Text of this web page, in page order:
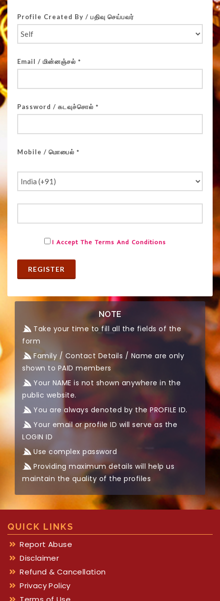
Profile Created By / பதிவு செய்பவர்
Email / மின்னஞ்சல் *
Password / கடவுச்சொல் *
Mobile / மொபைல் *
I Accept The Terms And Conditions
REGISTER
NOTE
Take your time to fill all the fields of the
form
Family / Contact Details / Name are only
shown to PAID members
Your NAME is not shown anywhere in the
public website.
You are always denoted by the PROFILE ID.
Your email or profile ID will serve as the
LOGIN ID
Use complex password
Providing maximum details will help us
maintain the quality of the profiles
QUICK LINKS
Report Abuse
Disclaimer
Refund & Cancellation
Privacy Policy